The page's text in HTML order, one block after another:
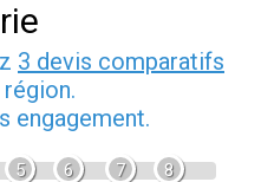
3 devis comparatifs
engagement.
5 6 7 8